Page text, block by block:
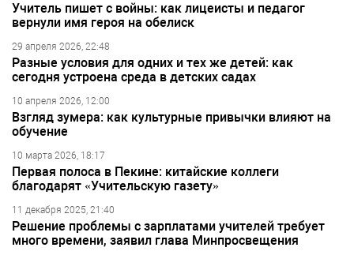
Учитель пишет с войны: как лицеисты и педагог
вернули имя героя на обелиск
29 апреля 2026, 22:48
Разные условия для одних и тех же детей: как
сегодня устроена среда в детских садах
10 апреля 2026, 12:00
Взгляд зумера: как культурные привычки влияют на
обучение
10 марта 2026, 18:17
Первая полоса в Пекине: китайские коллеги
благодарят «Учительскую газету»
11 декабря 2025, 21:40
Решение проблемы с зарплатами учителей требует
много времени, заявил глава Минпросвещения